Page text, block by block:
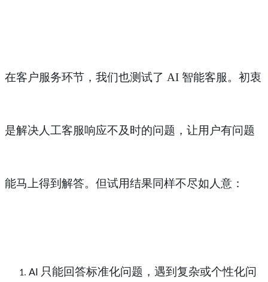
在客户服务环节，我们也测试了 AI 智能客服。初衷
是解决人工客服响应不及时的问题，让用户有问题
能马上得到解答。但试用结果同样不尽如人意：
1. AI 只能回答标准化问题，遇到复杂或个性化问